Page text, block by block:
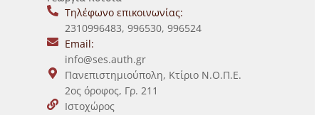
Τηλέφωνο επικοινωνίας:
2310996483, 996530, 996524
Email:
info@ses.auth.gr
Πανεπιστημιούπολη, Κτίριο Ν.Ο.Π.Ε.
2ος όροφος, Γρ. 211
Ιστοχώρος